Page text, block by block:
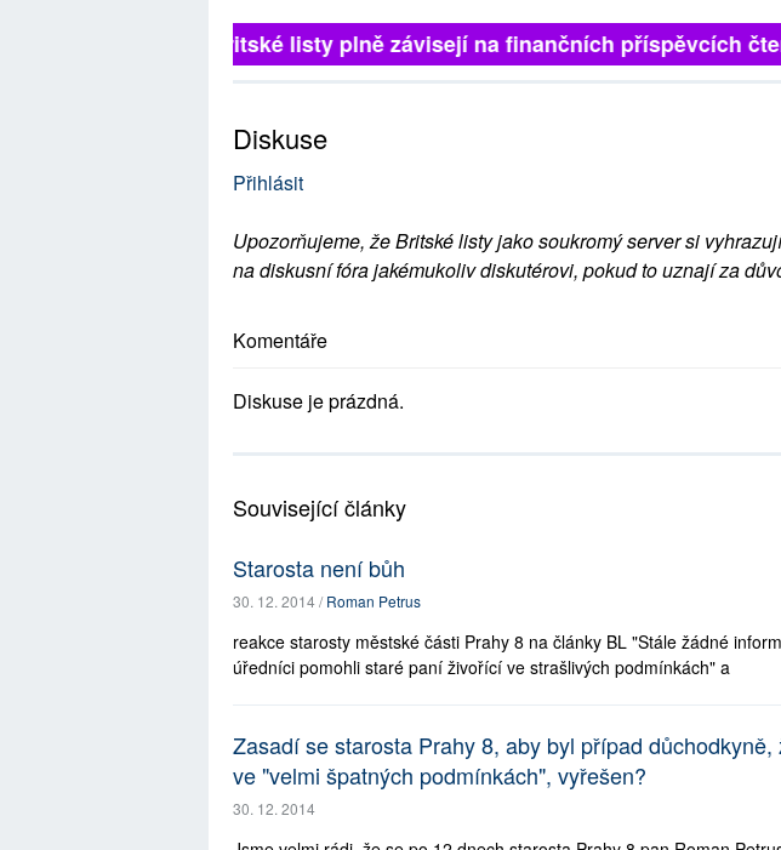
Britské listy plně závisejí na finančních příspěvcích
Diskuse
Přihlásit
Upozorňujeme, že Britské listy jako soukromý server si
na diskusní fóra jakémukoliv diskutérovi, pokud to uznají za
Komentáře
Diskuse je prázdná.
Související články
Starosta není bůh
30. 12. 2014 /Roman Petrus
reakce starosty městské části Prahy 8 na články BL "Stále žádné
úředníci pomohli staré paní živořící ve strašlivých podmínkách" a
Zasadí se starosta Prahy 8, aby byl případ
ve "velmi špatných podmínkách", vyřešen?
30. 12. 2014